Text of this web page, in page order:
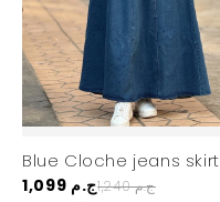
Blue Cloche jeans skirt
1,099 ج.م
1,240 ج.م